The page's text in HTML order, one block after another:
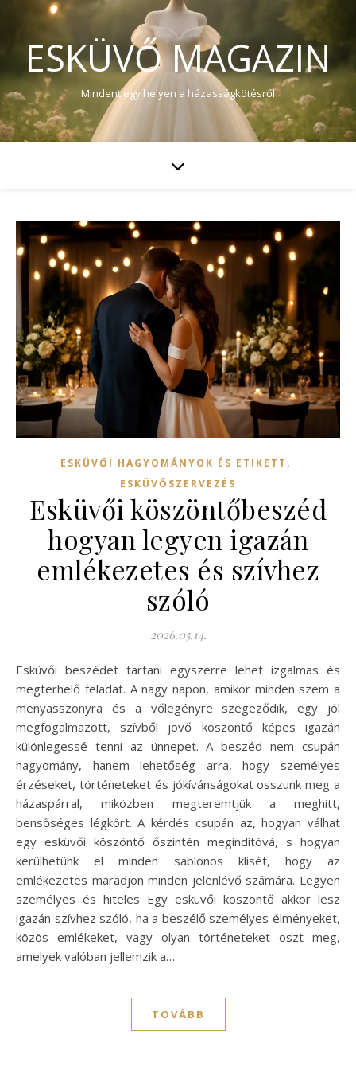
ESKÜVŐ MAGAZIN
Mindent egy helyen a házasságkötésről
ESKÜVŐI HAGYOMÁNYOK ÉS ETIKETT ,
ESKÜVŐSZERVEZÉS
Esküvői köszöntőbeszéd
hogyan legyen igazán
emlékezetes és szívhez
szóló
2026.05.14.
Esküvői beszédet tartani egyszerre lehet izgalmas és
megterhelő feladat. A nagy napon, amikor minden szem a
menyasszonyra és a vőlegényre szegeződik, egy jól
megfogalmazott, szívből jövő köszöntő képes igazán
különlegessé tenni az ünnepet. A beszéd nem csupán
hagyomány, hanem lehetőség arra, hogy személyes
érzéseket, történeteket és jókívánságokat osszunk meg a
házaspárral, miközben megteremtjük a meghitt,
bensőséges légkört. A kérdés csupán az, hogyan válhat
egy esküvői köszöntő őszintén megindítóvá, s hogyan
kerülhetünk el minden sablonos klisét, hogy az
emlékezetes maradjon minden jelenlévő számára. Legyen
személyes és hiteles Egy esküvői köszöntő akkor lesz
igazán szívhez szóló, ha a beszélő személyes élményeket,
közös emlékeket, vagy olyan történeteket oszt meg,
amelyek valóban jellemzik a…
TOVÁBB